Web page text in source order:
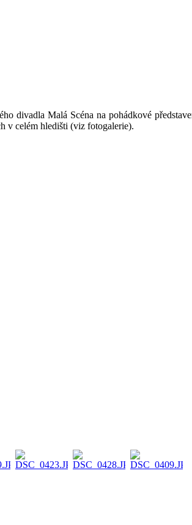
divadla Malá Scéna na pohádkové
v celém hledišti (viz fotogalerie).